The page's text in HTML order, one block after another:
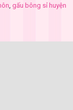
, gấu bông sỉ huyện